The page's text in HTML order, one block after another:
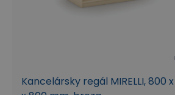
Kancelársky regál MIRELLI, 800